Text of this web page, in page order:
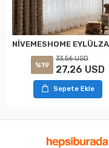
%19
33,56 USD
27,26 USD
Sepete Ekle